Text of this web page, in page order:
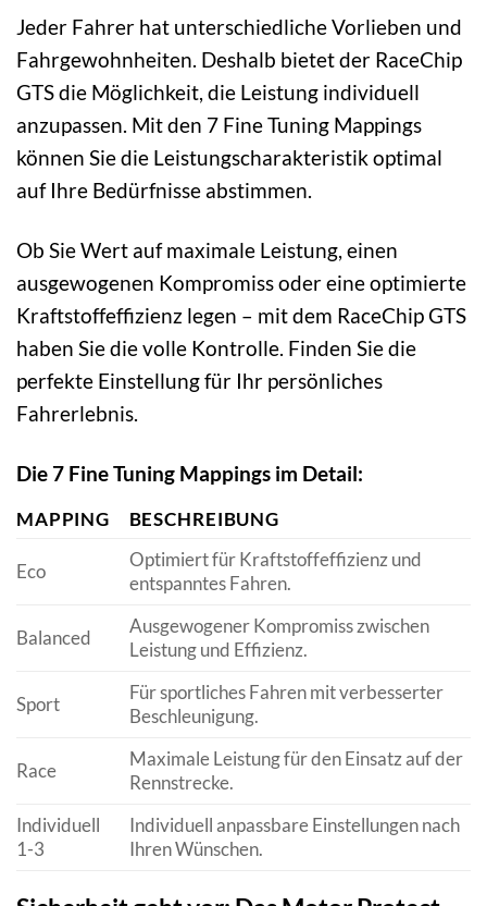
Jeder Fahrer hat unterschiedliche Vorlieben und
Fahrgewohnheiten. Deshalb bietet der RaceChip
GTS die Möglichkeit, die Leistung individuell
anzupassen. Mit den 7 Fine Tuning Mappings
können Sie die Leistungscharakteristik optimal
auf Ihre Bedürfnisse abstimmen.
Ob Sie Wert auf maximale Leistung, einen
ausgewogenen Kompromiss oder eine optimierte
Kraftstoffeffizienz legen – mit dem RaceChip GTS
haben Sie die volle Kontrolle. Finden Sie die
perfekte Einstellung für Ihr persönliches
Fahrerlebnis.
Die 7 Fine Tuning Mappings im Detail:
MAPPING BESCHREIBUNG
Eco
Optimiert für Kraftstoffeffizienz und
entspanntes Fahren.
Balanced
Ausgewogener Kompromiss zwischen
Leistung und Effizienz.
Sport
Für sportliches Fahren mit verbesserter
Beschleunigung.
Race
Maximale Leistung für den Einsatz auf der
Rennstrecke.
Individuell
1-3
Individuell anpassbare Einstellungen nach
Ihren Wünschen.